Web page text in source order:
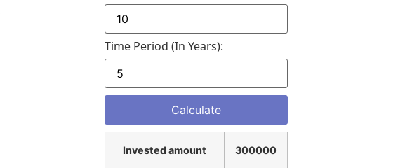
Time Period (in Years):
Invested amount 300000